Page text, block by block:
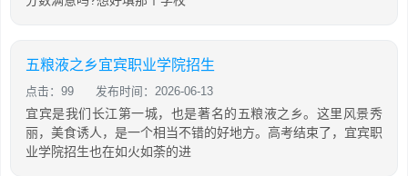
五粮液之乡宜宾职业学院招生
点击：99 发布时间：2026-06-13
宜宾是我们长江第一城，也是著名的五粮液之乡。这里风景秀
丽，美食诱人，是一个相当不错的好地方。高考结束了，宜宾职
业学院招生也在如火如荼的进